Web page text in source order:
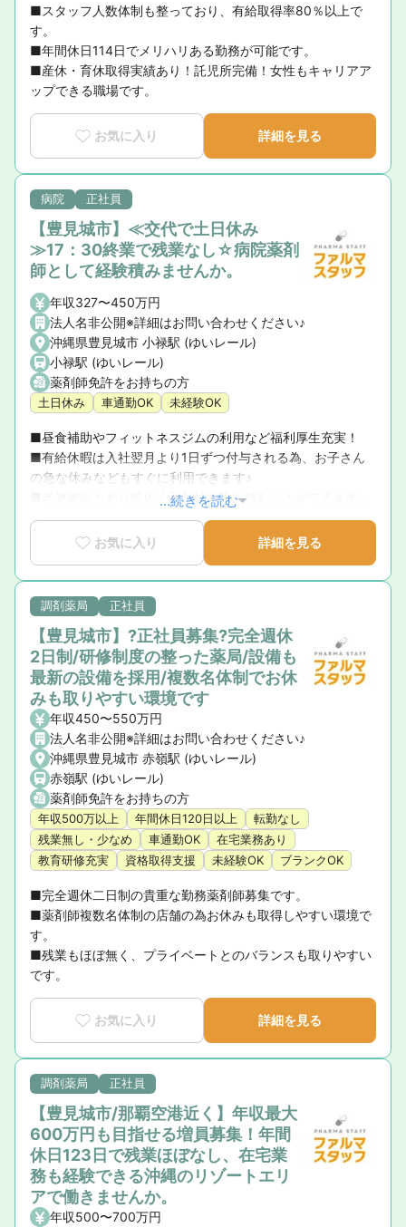
■スタッフ人数体制も整っており、有給取得率80％以上で
す。
■年間休日114日でメリハリある勤務が可能です。
■産休・育休取得実績あり！託児所完備！女性もキャリアア
ップできる職場です。
お気に入り 詳細を見る
病院 正社員
【豊見城市】≪交代で土日休み
≫17：30終業で残業なし☆病院薬剤
師として経験積みませんか。
年収327〜450万円
法人名非公開※詳細はお問い合わせください♪
沖縄県豊見城市 小禄駅 (ゆいレール)
小禄駅 (ゆいレール)
薬剤師免許をお持ちの方
土日休み 車通勤OK 未経験OK
■昼食補助やフィットネスジムの利用など福利厚生充実！
■有給休暇は入社翌月より1日ずつ付与される為、お子さん
の急な休みなどもすぐに利用できます♪
■老健施設もあり幅広く薬剤師経験を積むことができます。
...続きを読む
お気に入り 詳細を見る
調剤薬局 正社員
【豊見城市】?正社員募集?完全週休
2日制/研修制度の整った薬局/設備も
最新の設備を採用/複数名体制でお休
みも取りやすい環境です
年収450〜550万円
法人名非公開※詳細はお問い合わせください♪
沖縄県豊見城市 赤嶺駅 (ゆいレール)
赤嶺駅 (ゆいレール)
薬剤師免許をお持ちの方
年収500万以上 年間休日120日以上
転勤なし
残業無し・少なめ
車通勤OK
在宅業務あり
教育研修充実
資格取得支援 未経験OK ブランクOK
■完全週休二日制の貴重な勤務薬剤師募集です。
■薬剤師複数名体制の店舗の為お休みも取得しやすい環境で
す。
■残業もほぼ無く、プライベートとのバランスも取りやすい
です。
お気に入り 詳細を見る
調剤薬局 正社員
【豊見城市/那覇空港近く】年収最大
600万円も目指せる増員募集！年間
休日123日で残業ほぼなし、在宅業
務も経験できる沖縄のリゾートエリ
アで働きませんか。
年収500〜700万円